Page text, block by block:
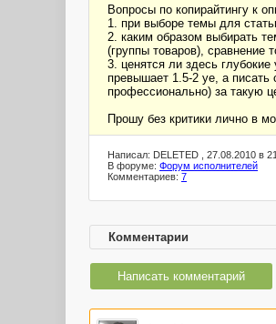
Вопросы по копирайтингу к
1. при выборе темы для
2. каким образом выбирать
(группы товаров), сравнение
3. ценятся ли здесь
превышает 1.5-2 уе, а писать
профессионально) за такую
Прошу без критики лично в
Написал: DELETED , 27.08.2010 в
В форуме: Форум исполнителей
Комментариев: 7
Комментарии
Написать комментарий